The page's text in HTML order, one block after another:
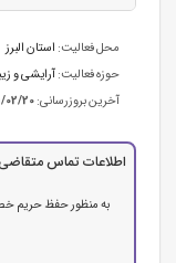
محل فعالیت: استان البرز
حوزه فعالیت:آرایشی و
آخرین بروزرسانی:02/20
اطلاعات تماس
به منظور حفظ حریم